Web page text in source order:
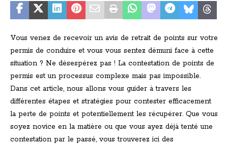
Vous venez de recevoir un avis de retrait de points sur votre
permis de conduire et vous vous sentez démuni face à cette
situation ? Ne désespérez pas ! La contestation de points de
permis est un processus complexe mais pas impossible.
Dans cet article, nous allons vous guider à travers les
différentes étapes et stratégies pour contester efficacement
la perte de points et potentiellement les récupérer. Que vous
soyez novice en la matière ou que vous ayez déjà tenté une
contestation par le passé, vous trouverez ici des